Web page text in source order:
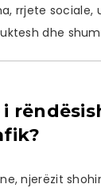
rrjete sociale,
dhe
i
njerëzit